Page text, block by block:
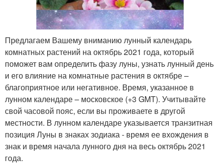
Предлагаем Вашему вниманию лунный календарь
комнатных растений на октябрь 2021 года, который
поможет вам определить фазу луны, узнать лунный день
и его влияние на комнатные растения в октябре –
благоприятное или негативное. Время, указанное в
лунном календаре – московское (+3 GMT). Учитывайте
свой часовой пояс, если вы проживаете в другой
местности. В лунном календаре указывается транзитная
позиция Луны в знаках зодиака - время ее вхождения в
знак и время начала лунного дня на весь октябрь 2021
года.